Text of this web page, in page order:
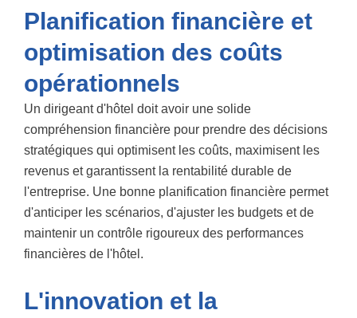
Planification financière et
optimisation des coûts
opérationnels
Un dirigeant d'hôtel doit avoir une solide
compréhension financière pour prendre des décisions
stratégiques qui optimisent les coûts, maximisent les
revenus et garantissent la rentabilité durable de
l'entreprise. Une bonne planification financière permet
d'anticiper les scénarios, d'ajuster les budgets et de
maintenir un contrôle rigoureux des performances
financières de l'hôtel.
L'innovation et la